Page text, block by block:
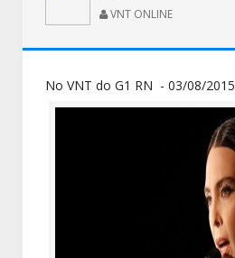
VNT ONLINE
No VNT do G1 RN - 03/08/2015